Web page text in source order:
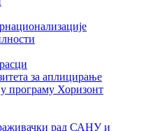
за аплицирање
програму Хоризонт
рад САНУ и